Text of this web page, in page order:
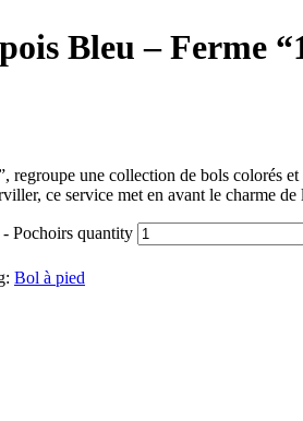
Bleu – Ferme
regroupe une collection de bols
ce service met en avant le charme de
Pochoirs quantity
Bol à pied